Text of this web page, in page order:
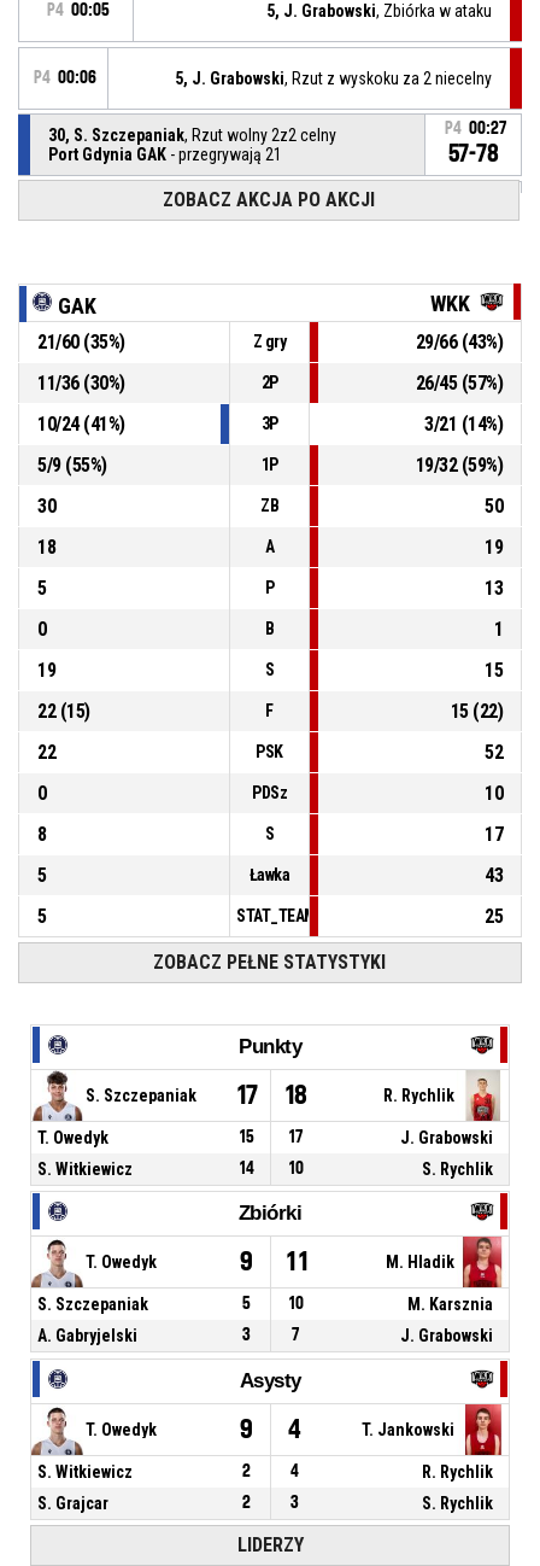
P4 00:05 5, J. Grabowski, Zbiórka w ataku
P4 00:06 5, J. Grabowski, Rzut z wyskoku za 2 niecelny
30, S. Szczepaniak, Rzut wolny 2z2 celny
Port Gdynia GAK - przegrywają 21
P4 00:27
57-78
30, S. Szczepaniak, Rzut wolny 1z2 niecelny
30, S. Szczepaniak, Faulowany(-a)
P4 00:27 40, K. Kurowski , Faul osobisty
30, S. Szczepaniak , Zbiórka w obronie P4 00:31
ZOBACZ AKCJA PO AKCJI
GAK WKK
21/60(35%) Z gry 29/66(43%)
11/36(30%) 2P 26/45(57%)
10/24(41%) 3P 3/21 (14%)
5/9(55%) 1P 19/32(59%)
30
ZB
50
18
A
19
5
P
13
0
B
1
19
S
15
22(15) F 15(22)
22
PSK
52
0
PDSz
10
8
S
17
5
Ławka
43
5
25
ZOBACZ PEŁNE STATYSTYKI
Punkty
S. Szczepaniak 17 18 R. Rychlik
T. Owedyk 15 17
J. Grabowski
S. Witkiewicz
14 10 S. Rychlik
Zbiórki
T. Owedyk 9 11 M. Hladik
S. Szczepaniak 5 10
M. Karsznia
A. Gabryjelski
3 7 J. Grabowski
Asysty
T. Owedyk 9 4 T. Jankowski
S. Witkiewicz 2 4
R. Rychlik
S. Grajcar
2 3 S. Rychlik
LIDERZY